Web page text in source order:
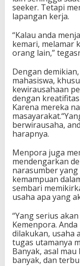
seeker. Tetapi
lapangan kerja.
“Kalau anda
kemari, melamar
orang lain,”
Dengan
mahasiswa,
kewirausahaan
dengan
Karena mereka
berwirausaha,
harapnya.
Menpora juga
mendengarkan
narasumber
kemampuan
sembari
usaha apa yang
“Yang serius
Kemenpora.
dilakukan, usaha
tugas utamanya
Banyak, asal
banyak, dan